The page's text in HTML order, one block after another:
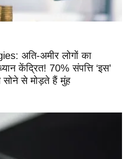
अति-अमीर लोगों का
केंद्रित! 70% संपत्ति ‘इस’
सोने से मोड़ते हैं मुंह